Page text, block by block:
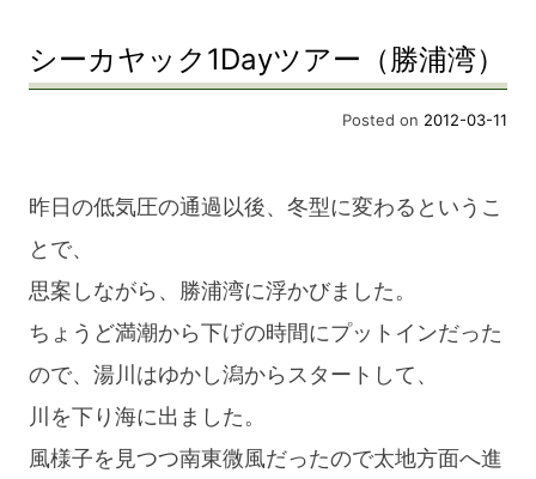
シーカヤック1Dayツアー（勝浦湾）
Posted on 2012-03-11
昨日の低気圧の通過以後、冬型に変わるというこ
とで、
思案しながら、勝浦湾に浮かびました。
ちょうど満潮から下げの時間にプットインだった
ので、湯川はゆかし潟からスタートして、
川を下り海に出ました。
風様子を見つつ南東微風だったので太地方面へ進